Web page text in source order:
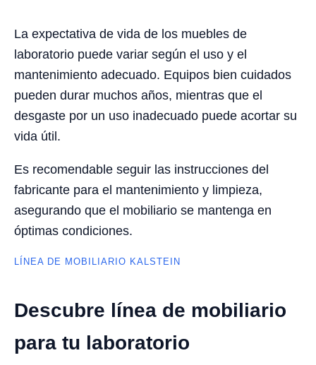
La expectativa de vida de los muebles de
laboratorio puede variar según el uso y el
mantenimiento adecuado. Equipos bien cuidados
pueden durar muchos años, mientras que el
desgaste por un uso inadecuado puede acortar su
vida útil.
Es recomendable seguir las instrucciones del
fabricante para el mantenimiento y limpieza,
asegurando que el mobiliario se mantenga en
óptimas condiciones.
LÍNEA DE MOBILIARIO KALSTEIN
Descubre línea de mobiliario
para tu laboratorio